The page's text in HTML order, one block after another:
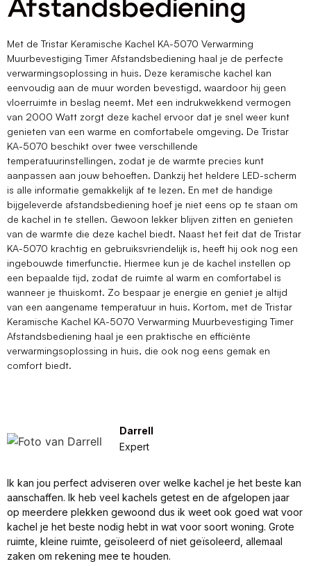
Afstandsbediening
Met de Tristar Keramische Kachel KA-5070 Verwarming
Muurbevestiging Timer Afstandsbediening haal je de perfecte
verwarmingsoplossing in huis. Deze keramische kachel kan
eenvoudig aan de muur worden bevestigd, waardoor hij geen
vloerruimte in beslag neemt. Met een indrukwekkend vermogen
van 2000 Watt zorgt deze kachel ervoor dat je snel weer kunt
genieten van een warme en comfortabele omgeving. De Tristar
KA-5070 beschikt over twee verschillende
temperatuurinstellingen, zodat je de warmte precies kunt
aanpassen aan jouw behoeften. Dankzij het heldere LED-scherm
is alle informatie gemakkelijk af te lezen. En met de handige
bijgeleverde afstandsbediening hoef je niet eens op te staan om
de kachel in te stellen. Gewoon lekker blijven zitten en genieten
van de warmte die deze kachel biedt. Naast het feit dat de Tristar
KA-5070 krachtig en gebruiksvriendelijk is, heeft hij ook nog een
ingebouwde timerfunctie. Hiermee kun je de kachel instellen op
een bepaalde tijd, zodat de ruimte al warm en comfortabel is
wanneer je thuiskomt. Zo bespaar je energie en geniet je altijd
van een aangename temperatuur in huis. Kortom, met de Tristar
Keramische Kachel KA-5070 Verwarming Muurbevestiging Timer
Afstandsbediening haal je een praktische en efficiënte
verwarmingsoplossing in huis, die ook nog eens gemak en
comfort biedt.
Darrell
Expert
Ik kan jou perfect adviseren over welke kachel je het beste kan
aanschaffen. Ik heb veel kachels getest en de afgelopen jaar
op meerdere plekken gewoond dus ik weet ook goed wat voor
kachel je het beste nodig hebt in wat voor soort woning. Grote
ruimte, kleine ruimte, geïsoleerd of niet geïsoleerd, allemaal
zaken om rekening mee te houden.